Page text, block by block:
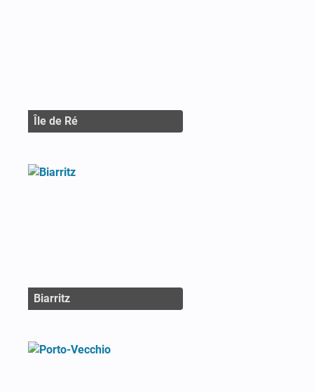
Île de Ré
Biarritz